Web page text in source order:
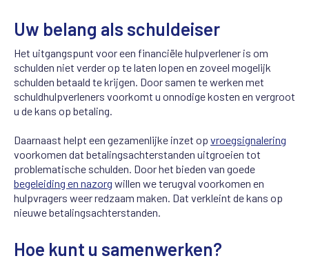
Uw belang als schuldeiser
Het uitgangspunt voor een financiële hulpverlener is om
schulden niet verder op te laten lopen en zoveel mogelijk
schulden betaald te krijgen. Door samen te werken met
schuldhulpverleners voorkomt u onnodige kosten en vergroot
u de kans op betaling.
Daarnaast helpt een gezamenlijke inzet op vroegsignalering
voorkomen dat betalingsachterstanden uitgroeien tot
problematische schulden. Door het bieden van goede
begeleiding en nazorg willen we terugval voorkomen en
hulpvragers weer redzaam maken. Dat verkleint de kans op
nieuwe betalingsachterstanden.
Hoe kunt u samenwerken?